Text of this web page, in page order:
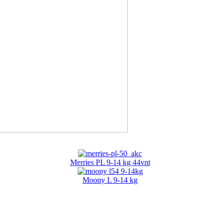
Merries PL 9-14 kg 44vnt
Moony L 9-14 kg